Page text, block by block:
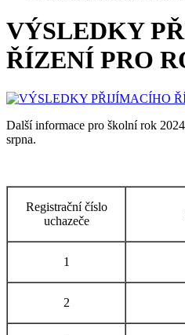
VÝSLEDKY
ŘÍZENÍ PRO
Další informace pro školní rok
srpna.
Registrační číslo
uchazeče
1
2